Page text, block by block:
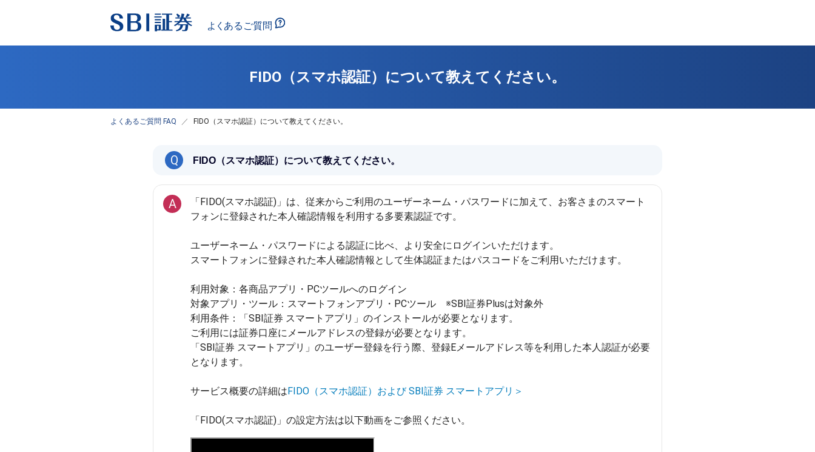
FIDO（スマホ認証）について教えてください。
よくあるご質問 FAQ FIDO（スマホ認証）について教えてください。
Q FIDO（スマホ認証）について教えてください。
A
「FIDO(スマホ認証)」は、従来からご利用のユーザーネーム・パスワードに加えて、お客さまのスマート
フォンに登録された本人確認情報を利用する多要素認証です。
ユーザーネーム・パスワードによる認証に比べ、より安全にログインいただけます。
スマートフォンに登録された本人確認情報として生体認証またはパスコードをご利用いただけます。
利用対象：各商品アプリ・PCツールへのログイン
対象アプリ・ツール：スマートフォンアプリ・PCツール ※SBI証券Plusは対象外
利用条件：「SBI証券 スマートアプリ」のインストールが必要となります。
ご利用には証券口座にメールアドレスの登録が必要となります。
「SBI証券 スマートアプリ」のユーザー登録を行う際、登録Eメールアドレス等を利用した本人認証が必要
となります。
サービス概要の詳細はFIDO（スマホ認証）および SBI証券 スマートアプリ＞
「FIDO(スマホ認証)」の設定方法は以下動画をご参照ください。